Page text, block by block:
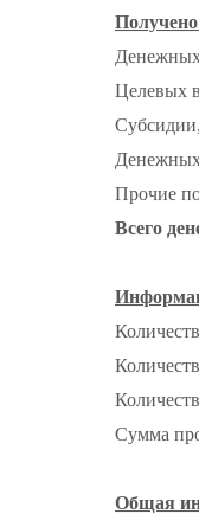
Денежных
Целевых
Денежных
Прочие
Всего
Сумма
Общая